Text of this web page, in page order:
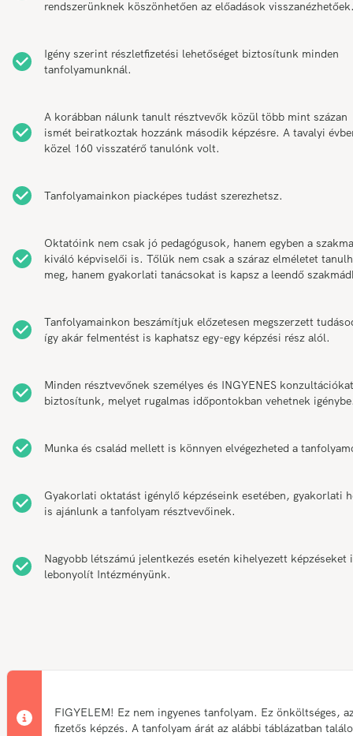
rendszerünknek köszönhetően az előadások
Igény szerint részletfizetési lehetőséget biztosítunk minden
tanfolyamunknál.
A korábban nálunk tanult résztvevők közül több mint százan
ismét beiratkoztak hozzánk második képzésre. A tavalyi
közel 160 visszatérő tanulónk volt.
Tanfolyamainkon piacképes tudást szerezhetsz.
Oktatóink nem csak jó pedagógusok, hanem egyben a szakma
kiváló képviselői is. Tőlük nem csak a száraz elméletet
meg, hanem gyakorlati tanácsokat is kapsz a leendő
Tanfolyamainkon beszámítjuk előzetesen megszerzett
így akár felmentést is kaphatsz egy-egy képzési rész alól.
Minden résztvevőnek személyes és INGYENES konzultációkat
biztosítunk, melyet rugalmas időpontokban vehetnek
Munka és család mellett is könnyen elvégezheted a
Gyakorlati oktatást igénylő képzéseink esetében, gyakorlati
is ajánlunk a tanfolyam résztvevőinek.
Nagyobb létszámú jelentkezés esetén kihelyezett képzéseket
lebonyolít Intézményünk.
FIGYELEM! Ez nem ingyenes tanfolyam. Ez önköltséges,
fizetős képzés. A tanfolyam árát az alábbi táblázatban